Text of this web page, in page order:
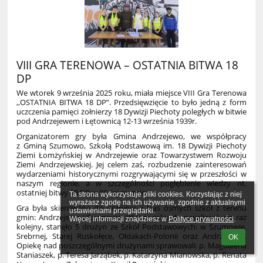
Ta strona wykorzystuje pliki cookies. Korzystając z niej
wyrażasz zgodę na ich używanie, zgodnie z aktualnymi
ustawieniami przeglądarki.
Więcej informacji znajdziesz w Polityce prywatności.
OK
VIII GRA TERENOWA – OSTATNIA BITWA 18
DP
We wtorek 9 września 2025 roku, miała miejsce VIII Gra Terenowa
,,OSTATNIA BITWA 18 DP”. Przedsięwzięcie to było jedną z form
uczczenia pamięci żołnierzy 18 Dywizji Piechoty poległych w bitwie
pod Andrzejewem i Łętownicą 12-13 września 1939r.
Organizatorem gry była Gmina Andrzejewo, we współpracy
z Gminą Szumowo, Szkołą Podstawową im. 18 Dywizji Piechoty
Ziemi Łomżyńskiej w Andrzejewie oraz Towarzystwem Rozwoju
Ziemi Andrzejewskiej. Jej celem zaś, rozbudzenie zainteresowań
wydarzeniami historycznymi rozgrywającymi się w przeszłości w
naszym regionie, a w szczególności pogłębienie wiedzy nt.
ostatniej bitwy 18 DP w 86. jej rocznicę.
Gra była skierowana do uczniów z klas ósmych szkół z terenu
gmin: Andrzejewo i Szumowo. W tym roku do rywalizacji, po raz
kolejny, stanęło 5 drużyn ze Szkół Podstawowych: w Szumowie,
Srebrnej, Starej Ruskołęce, Ołdakach-Polonii oraz Andrzejewie.
Opiekę nad poszczególnymi drużynami sprawowali: p. Magdalena
Staniaszek, p. Teresa Jarząbek, p. Katarzyna Mianowska, p. Renata